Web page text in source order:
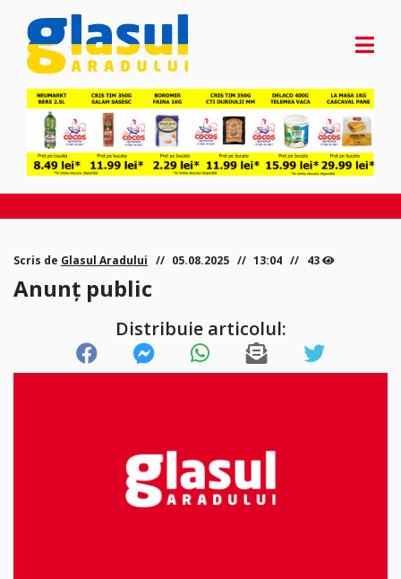
Scris de Glasul Aradului 05.08.2025 13:04 43
Anunț public
Distribuie articolul: